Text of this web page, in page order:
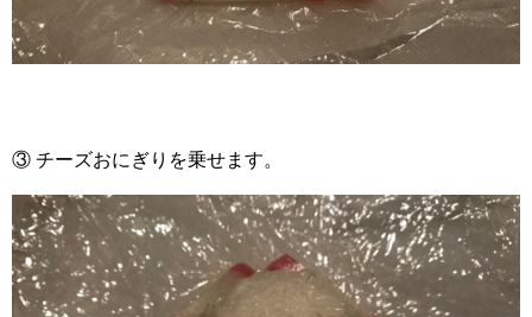
③ チーズおにぎりを乗せます。